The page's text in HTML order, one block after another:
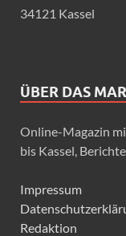
34121 Kassel
ÜBER DAS
Online-Magazin
bis Kassel,
Impressum
Redaktion